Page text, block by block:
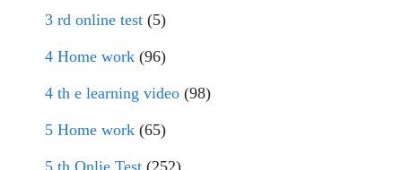
3 rd online test (5)
4 Home work (96)
4 th e learning video (98)
5 Home work (65)